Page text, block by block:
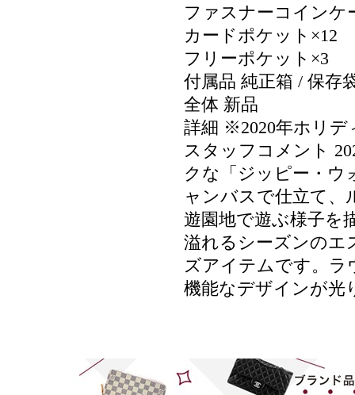
ファスナーコインケ
カードポケット×12
フリーポケット×3
付属品 純正箱 / 保存
全体 新品
詳細 ※2020年ホリデ
スタッフコメント
クな「ジッピー・ウ
ャンバスで仕立て
遊園地で遊ぶ様子を
溢れるシーズンのエ
ズアイテムです。ラ
機能なデザインが光